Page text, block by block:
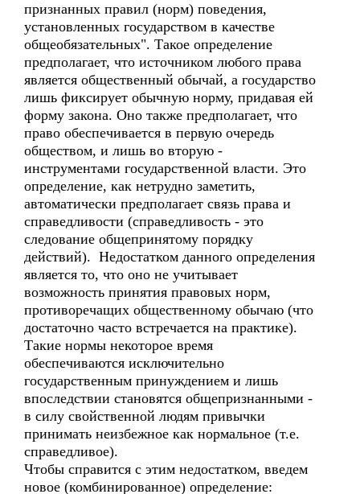
признанных правил (норм) поведения,
установленных государством в качестве
общеобязательных". Такое определение
предполагает, что источником любого права
является общественный обычай, а государство
лишь фиксирует обычную норму, придавая ей
форму закона. Оно также предполагает, что
право обеспечивается в первую очередь
обществом, и лишь во вторую -
инструментами государственной власти. Это
определение, как нетрудно заметить,
автоматически предполагает связь права и
справедливости (справедливость - это
следование общепринятому порядку
действий). Недостатком данного определения
является то, что оно не учитывает
возможность принятия правовых норм,
противоречащих общественному обычаю (что
достаточно часто встречается на практике).
Такие нормы некоторое время
обеспечиваются исключительно
государственным принуждением и лишь
впоследствии становятся общепризнанными -
в силу свойственной людям привычки
принимать неизбежное как нормальное (т.е.
справедливое).
Чтобы справится с этим недостатком, введем
новое (комбинированное) определение: